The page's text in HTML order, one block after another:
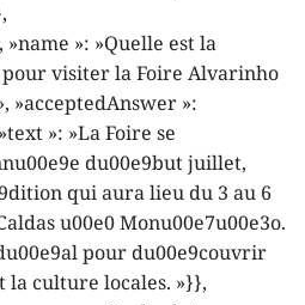
»name »: »Quelle est la
visiter la Foire Alvarinho
»acceptedAnswer »:
»: »La Foire se
du00e9but juillet,
qui aura lieu du 3 au 6
u00e0 Monu00e7u00e3o.
pour du00e9couvrir
la culture locales. »}},